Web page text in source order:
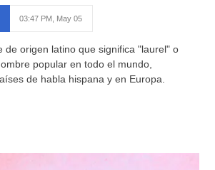
03:47 PM, May 05
de origen latino que significa "laurel" o
popular en todo el mundo,
de habla hispana y en Europa.